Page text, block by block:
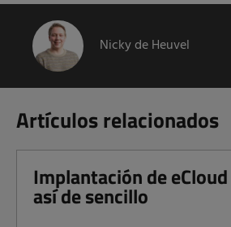
Nicky de Heuvel
Artículos relacionados
Implantación de
así de sencillo